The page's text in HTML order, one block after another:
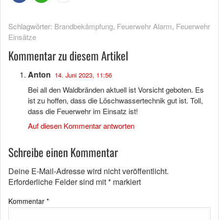
Schlagwörter: Brandbekämpfung, Feuerwehr Alarm, Feuerwehr
Einsätze
Kommentar zu diesem Artikel
Anton 14. Juni 2023, 11:56
Bei all den Waldbränden aktuell ist Vorsicht geboten. Es
ist zu hoffen, dass die Löschwassertechnik gut ist. Toll,
dass die Feuerwehr im Einsatz ist!
Auf diesen Kommentar antworten
Schreibe einen Kommentar
Deine E-Mail-Adresse wird nicht veröffentlicht.
Erforderliche Felder sind mit* markiert
Kommentar *